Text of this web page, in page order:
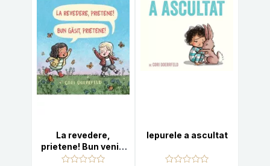
La revedere,
prietene! Bun venit,
prietene!
Iepurele a ascultat